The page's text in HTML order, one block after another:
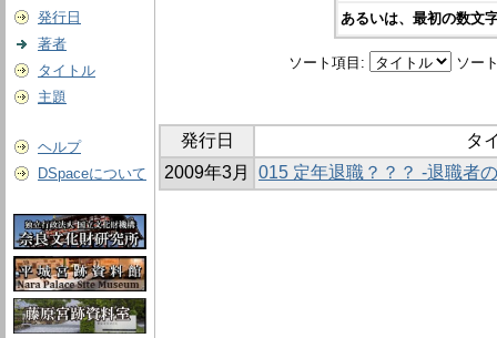
発行日
著者
タイトル
主題
ヘルプ
DSpaceについて
あるいは、最初の数文
ソート項目: ソー
発行日
タ
2009年3月
015 定年退職？？？ -退職者